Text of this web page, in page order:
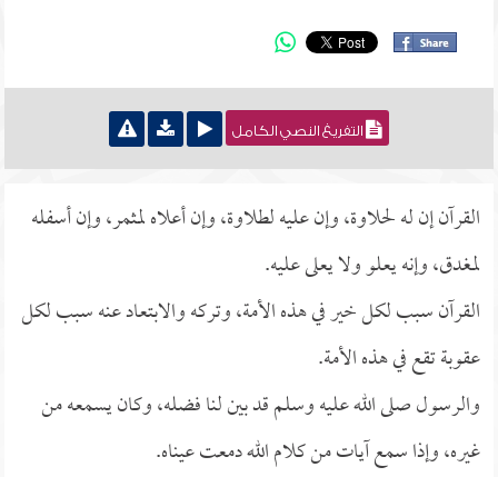
التفريغ النصي الكامل
القرآن إن له لحلاوة، وإن عليه لطلاوة، وإن أعلاه لمثمر، وإن أسفله
لمغدق، وإنه يعلو ولا يعلى عليه.
القرآن سبب لكل خير في هذه الأمة، وتركه والابتعاد عنه سبب لكل
عقوبة تقع في هذه الأمة.
والرسول صلى الله عليه وسلم قد بين لنا فضله، وكان يسمعه من
غيره، وإذا سمع آيات من كلام الله دمعت عيناه.